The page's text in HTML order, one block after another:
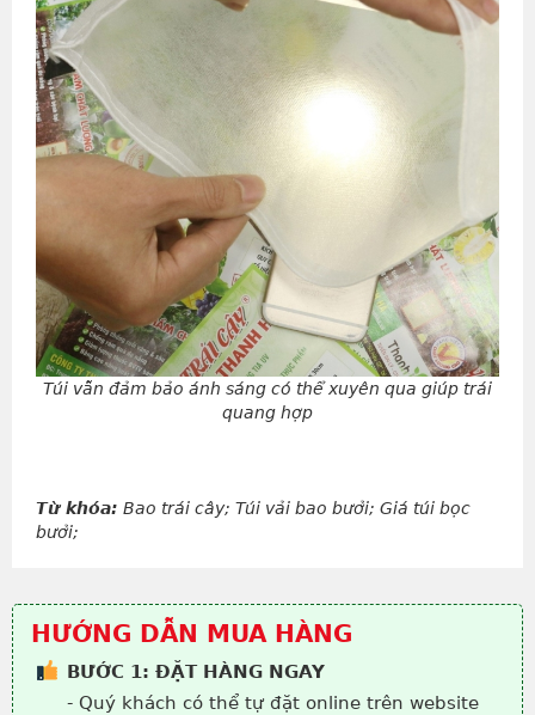
Túi vẫn đảm bảo ánh sáng có thể xuyên qua giúp trái
quang hợp
Từ khóa: Bao trái cây; Túi vải bao bưởi; Giá túi bọc
bưởi;
HƯỚNG DẪN MUA HÀNG
BƯỚC 1: ĐẶT HÀNG NGAY
- Quý khách có thể tự đặt online trên website